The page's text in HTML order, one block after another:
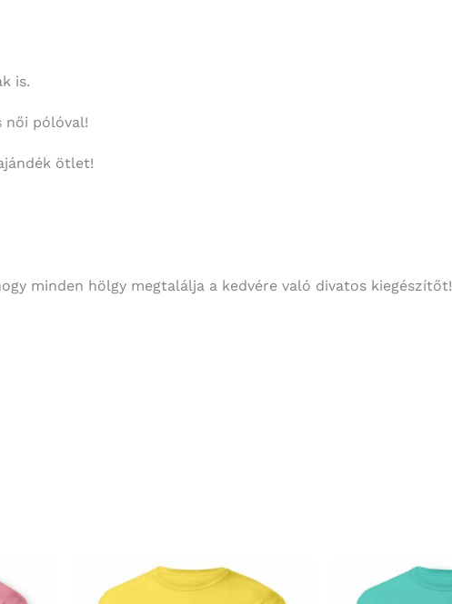
is.
női pólóval!
ötlet!
minden hölgy megtalálja a kedvére való divatos kiegészítőt!